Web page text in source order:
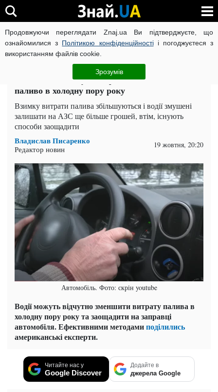
Продовжуючи переглядати Znaj.ua Ви підтверджуєте, що
ознайомилися з Політикою конфіденційностіі погоджуєтеся з
використанням файлів cookie.
Зрозумів
ВІЙНА РОСІЇ ПРОТИ УКРАЇНИ КОРОНАВІРУС В УКРАЇНІ
Auto.Знай ЧИТАТЬ НА РУССКОМ
Водіям на замітку: як ефективно економити
паливо в холодну пору року
Взимку витрати палива збільшуються і водії змушені
залишати на АЗС ще більше грошей, втім, існують
способи заощадити
Владислав Писаренко
Редактор новин 19 жовтня, 20:20
Автомобіль. Фото: скрін youtube
Водії можуть відчутно зменшити витрату палива в
холодну пору року та заощадити на заправці
автомобіля. Ефективними методамиподілились
американські експерти.
Читайте нас у
Google Discover
Додайте в
джерела Google